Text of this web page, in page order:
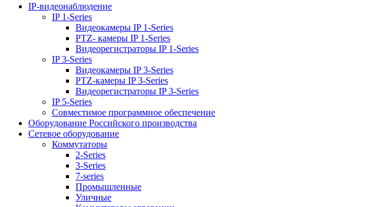
IP-видеонаблюдение
IP 1-Series
Видеокамеры IP 1-Series
PTZ- камеры IP 1-Series
Видеорегистраторы IP 1-Series
IP 3-Series
Видеокамеры IP 3-Series
PTZ-камеры IP 3-Series
Видеорегистраторы IP 3-Series
IP 5-Series
Совместимое программное обеспечение
Оборудование Российского производства
Сетевое оборудование
Коммутаторы
2-Series
3-Series
7-series
Промышленные
Уличные